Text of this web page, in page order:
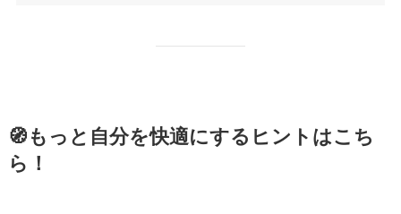
🧭もっと自分を快適にするヒントはこち
ら！